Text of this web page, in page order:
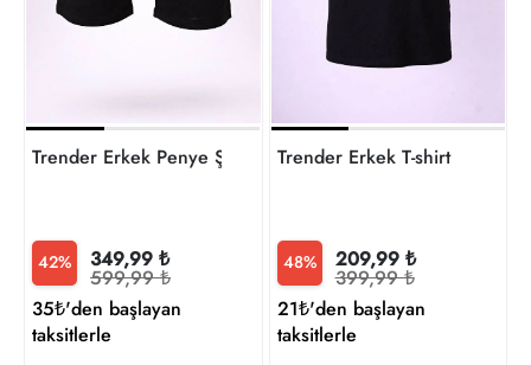
Trender Erkek Penye Şort
42% 349,99 ₺
599,99 ₺
35₺'den başlayan
taksitlerle
Trender Erkek T-shirt
48% 209,99 ₺
399,99 ₺
21₺'den başlayan
taksitlerle